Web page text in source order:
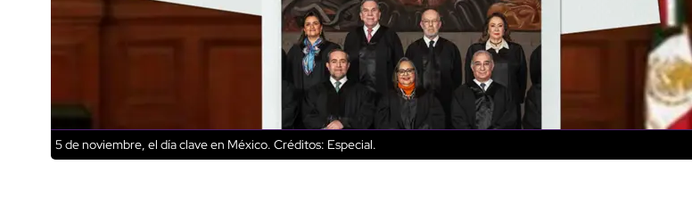
5 de noviembre, el día clave en México. Créditos: Especial.